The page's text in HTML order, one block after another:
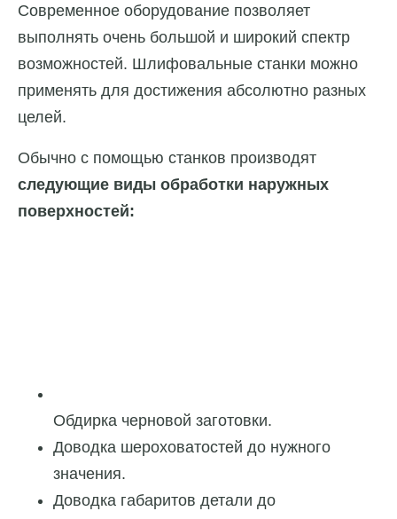
Современное оборудование позволяет
выполнять очень большой и широкий спектр
возможностей. Шлифовальные станки можно
применять для достижения абсолютно разных
целей.
Обычно с помощью станков производят
следующие виды обработки наружных
поверхностей:
Обдирка черновой заготовки.
Доводка шероховатостей до нужного
значения.
Доводка габаритов детали до